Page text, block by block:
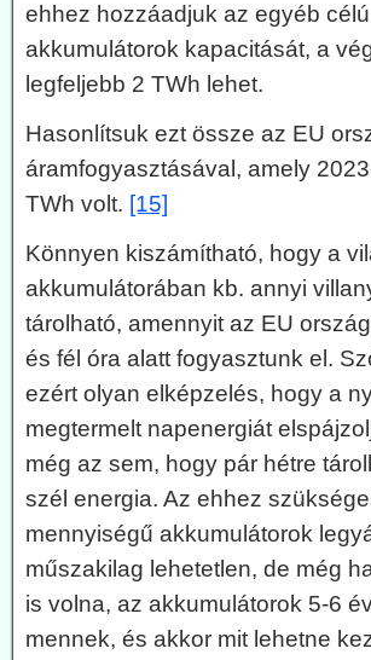
ehhez hozzáadjuk az egyéb célú
akkumulátorok kapacitását, a
legfeljebb 2 TWh lehet.
Hasonlítsuk ezt össze az EU
áramfogyasztásával, amely
TWh volt. [15]
Könnyen kiszámítható, hogy a
akkumulátorában kb. annyi
tárolható, amennyit az EU
és fél óra alatt fogyasztunk el.
ezért olyan elképzelés, hogy a
megtermelt napenergiát
még az sem, hogy pár hétre
szél energia. Az ehhez
mennyiségű akkumulátorok
műszakilag lehetetlen, de még
is volna, az akkumulátorok 5-6
mennek, és akkor mit lehetne